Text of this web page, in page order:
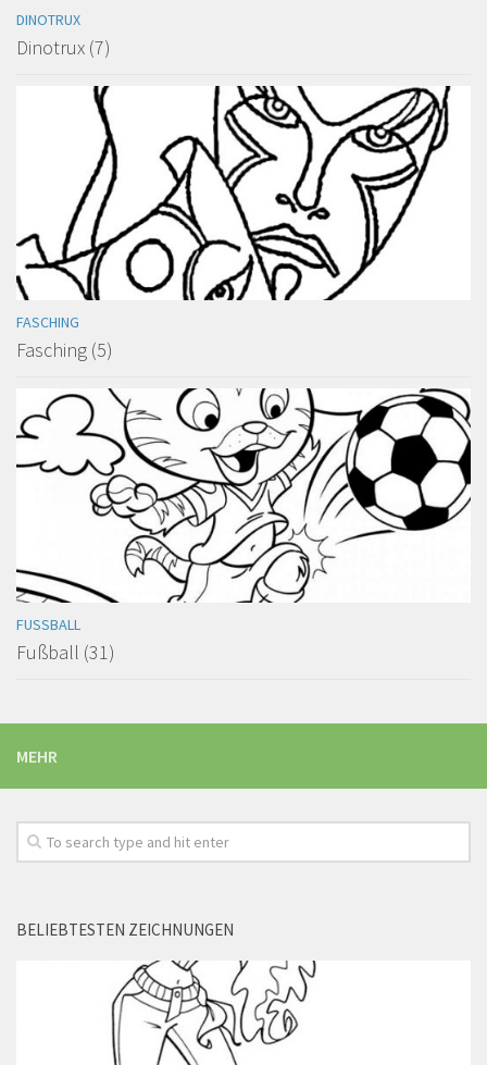
DINOTRUX
Dinotrux (7)
FASCHING
Fasching (5)
FUSSBALL
Fußball (31)
MEHR
BELIEBTESTEN ZEICHNUNGEN